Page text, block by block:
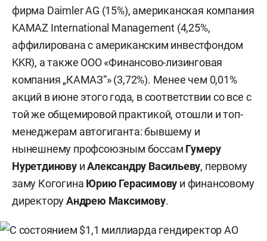
фирма Daimler AG (15%), американская компания
KAMAZ International Management (4,25%,
аффилирована с американским инвестфондом
KKR), а также ООО «Финансово-лизинговая
компания „КАМАЗ“» (3,72%). Менее чем 0,01%
акций в июне этого года, в соответствии со все с
той же общемировой практикой, отошли и топ-
менеджерам автогиганта: бывшему и
нынешнему профсоюзным боссам Гумеру
Нуретдинову иАлександру Васильеву, первому
заму Когогина Юрию Герасимову и финансовому
директоруАндрею Максимову.